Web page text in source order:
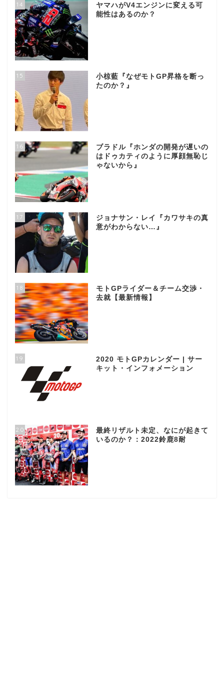
14
ヤマハがV4エンジンに変える可
能性はあるのか？
15
小椋藍『なぜモトGP昇格を断っ
たのか？』
16
ブラドル『ホンダの開発が遅いの
はドゥカティのように厚顔無恥じ
ゃないから』
17
ジョナサン・レイ『カワサキの真
意がわからない…』
18
モトGPライダー＆チーム交渉・
去就【最新情報】
19
2020 モトGPカレンダー | サー
キット・インフォメーション
20
最終リザルト未定、なにが起きて
いるのか？：2022鈴鹿8耐